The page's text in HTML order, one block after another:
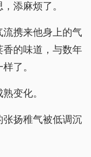
添麻烦了。
携来他身上的气
的味道，与数年
了。
变化。
张扬稚气被低调沉